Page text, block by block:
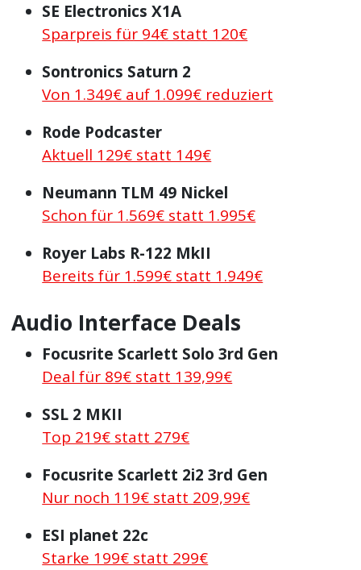
SE Electronics X1A
Sparpreis für 94€ statt 120€
Sontronics Saturn 2
Von 1.349€ auf 1.099€ reduziert
Rode Podcaster
Aktuell 129€ statt 149€
Neumann TLM 49 Nickel
Schon für 1.569€ statt 1.995€
Royer Labs R-122 MkII
Bereits für 1.599€ statt 1.949€
Audio Interface Deals
Focusrite Scarlett Solo 3rd Gen
Deal für 89€ statt 139,99€
SSL 2 MKII
Top 219€ statt 279€
Focusrite Scarlett 2i2 3rd Gen
Nur noch 119€ statt 209,99€
ESI planet 22c
Starke 199€ statt 299€